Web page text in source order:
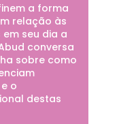
a forma
relação às
seu dia a
conversa
sobre como
o
destas